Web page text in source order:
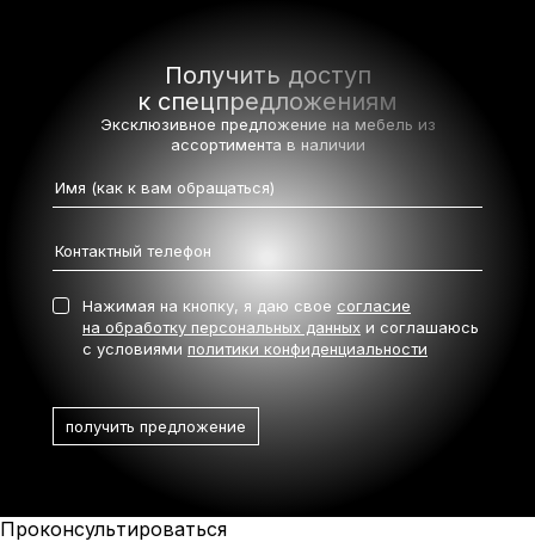
Получить доступ
к спецпредложениям
Эксклюзивное предложение на мебель из
ассортимента в наличии
Нажимая на кнопку, я даю свое согласие
на обработку персональных данных и соглашаюсь
с условиями политики конфиденциальности
Проконсультироваться